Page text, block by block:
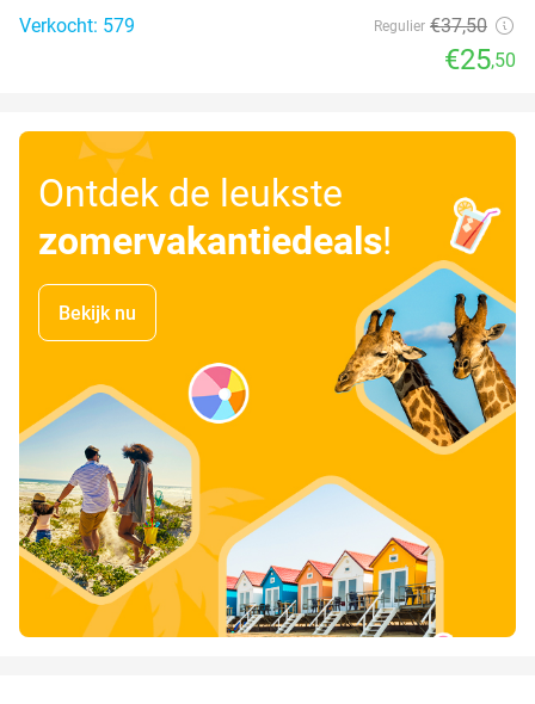
Verkocht: 579
Regulier €37,50
€25,50
Ontdek de leukste
zomervakantiedeals!
Bekijk nu